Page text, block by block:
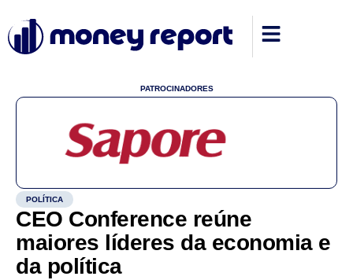
PATROCINADORES
POLÍTICA
CEO Conference reúne
maiores líderes da economia e
da política